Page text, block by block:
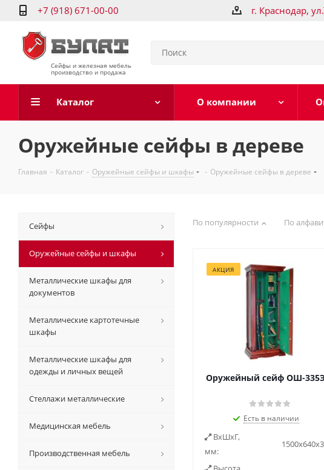
+7 (918) 671-00-00 г. Краснодар,
Сейфы и железная мебель
производство и продажа
Каталог О компании
Оружейные сейфы в дереве
Главная - Каталог - Оружейные сейфы и шкафы - Оружейные сейфы в дереве
По популярности По
АКЦИЯ
Оружейный сейф ОШ-
Есть в наличии
ВxШxГ,
мм:
Сейфы
Оружейные сейфы и шкафы
Металлические шкафы для
документов
Металлические картотечные
шкафы
Металлические шкафы для
одежды и личных вещей
Стеллажи металлические
Медицинская мебель
Производственная мебель